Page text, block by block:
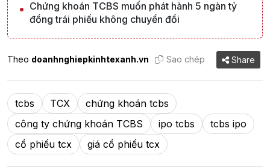
Chứng khoán TCBS muốn phát hành 5 ngàn tỷ
đồng trái phiếu không chuyển đổi
Theo doanhnghiepkinhtexanh.vn Sao chép Share
tcbs TCX
chứng khoán tcbs
công ty chứng khoán TCBS
ipo tcbs
tcbs ipo
cổ phiếu tcx
giá cổ phiếu tcx